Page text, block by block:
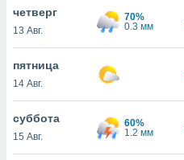
cookie
в
ВЫ
четверг
13 Авг.
70%
0.3 мм
пятница
14 Авг.
суббота
15 Авг.
60%
1.2 мм